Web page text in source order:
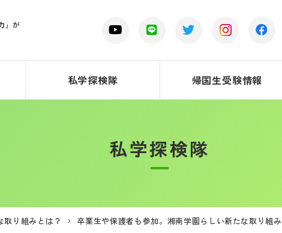
」が
私学探検隊 帰国生受験情報
私学探検隊
取り組みとは？ 卒業生や保護者も参加。湘南学園らしい新たな取り組